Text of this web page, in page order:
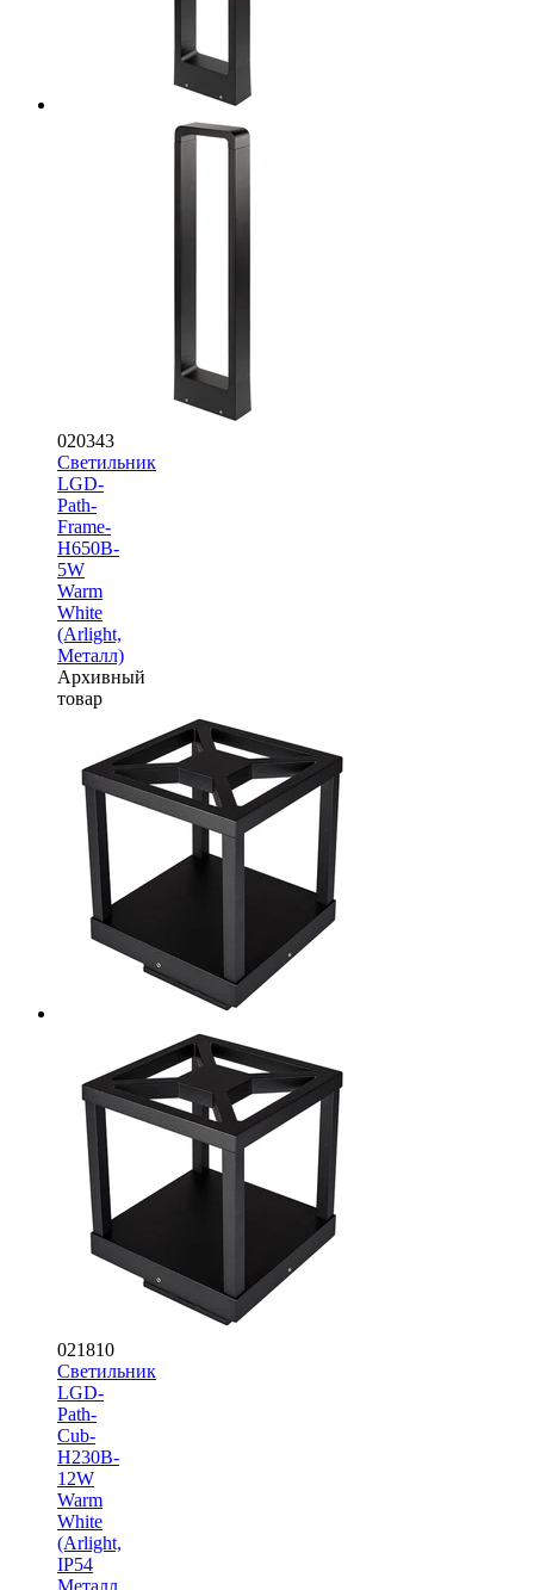
020343
Светильник
LGD-
Path-
Frame-
H650B-
5W
Warm
White
(Arlight,
Металл)
Архивный
товар
021810
Светильник
LGD-
Path-
Cub-
H230B-
12W
Warm
White
(Arlight,
IP54
Металл,